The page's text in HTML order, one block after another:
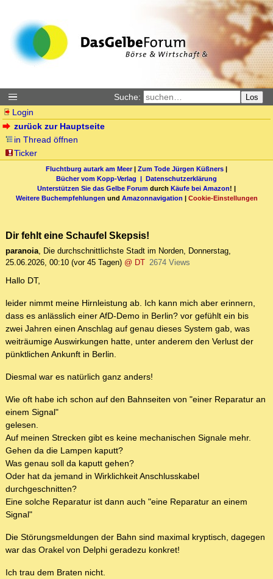
Suche: Los
Login
zurück zur Hauptseite
in Thread öffnen
Ticker
Fluchtburg autark am Meer| Zum Tode Jürgen Küßners |
Bücher vom Kopp-Verlag | Datenschutzerklärung
Unterstützen Sie das Gelbe Forum durch Käufe bei Amazon! |
Weitere Buchempfehlungen und Amazonnavigation | Cookie-Einstellungen
Dir fehlt eine Schaufel Skepsis!
paranoia, Die durchschnittlichste Stadt im Norden, Donnerstag,
25.06.2026, 00:10 (vor 45 Tagen) @ DT 2674 Views
Hallo DT,
leider nimmt meine Hirnleistung ab. Ich kann mich aber erinnern,
dass es anlässlich einer AfD-Demo in Berlin? vor gefühlt ein bis
zwei Jahren einen Anschlag auf genau dieses System gab, was
weiträumige Auswirkungen hatte, unter anderem den Verlust der
pünktlichen Ankunft in Berlin.
Diesmal war es natürlich ganz anders!
Wie oft habe ich schon auf den Bahnseiten von "einer Reparatur an
einem Signal"
gelesen.
Auf meinen Strecken gibt es keine mechanischen Signale mehr.
Gehen da die Lampen kaputt?
Was genau soll da kaputt gehen?
Oder hat da jemand in Wirklichkeit Anschlusskabel
durchgeschnitten?
Eine solche Reparatur ist dann auch "eine Reparatur an einem
Signal"
Die Störungsmeldungen der Bahn sind maximal kryptisch, dagegen
war das Orakel von Delphi geradezu konkret!
Ich trau dem Braten nicht.